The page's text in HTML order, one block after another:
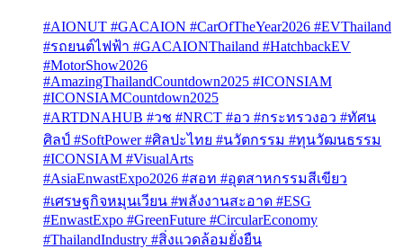
#AIONUT #GACAION #CarOfTheYear2026 #EVThailand
#รถยนต์ไฟฟ้า #GACAIONThailand #HatchbackEV
#MotorShow2026
#AmazingThailandCountdown2025 #ICONSIAM
#ICONSIAMCountdown2025
#ARTDNAHUB #วช #NRCT #อว #กระทรวงอว #ทัศน
ศิลป์ #SoftPower #ศิลปะไทย #นวัตกรรม #ทุนวัฒนธรรม
#ICONSIAM #VisualArts
#AsiaEnwastExpo2026 #สอท #อุตสาหกรรมสีเขียว
#เศรษฐกิจหมุนเวียน #พลังงานสะอาด #ESG
#EnwastExpo #GreenFuture #CircularEconomy
#ThailandIndustry #สิ่งแวดล้อมยั่งยืน